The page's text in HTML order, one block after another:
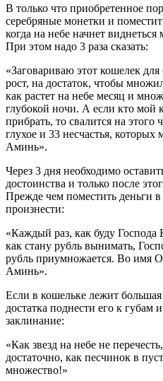
В только что приобретенное
серебряные монетки и
когда на небе начнет
При этом надо 3 раза сказать:
«Заговариваю этот кошелек
рост, на достаток, чтобы
как растет на небе месяц и
глубокой ночи. А если кто мой
прибрать, то свалится на этого
глухое и 33 несчастья, которых
Аминь».
Через 3 дня необходимо
достоинства и только после
Прежде чем поместить деньги
произнести:
«Каждый раз, как буду Господа
как стану рубль вынимать,
рубль приумножается. Во имя
Аминь».
Если в кошельке лежит
достатка поднести его к губам
заклинание:
«Как звезд на небе не
достаточно, как песчинок в
множество!»